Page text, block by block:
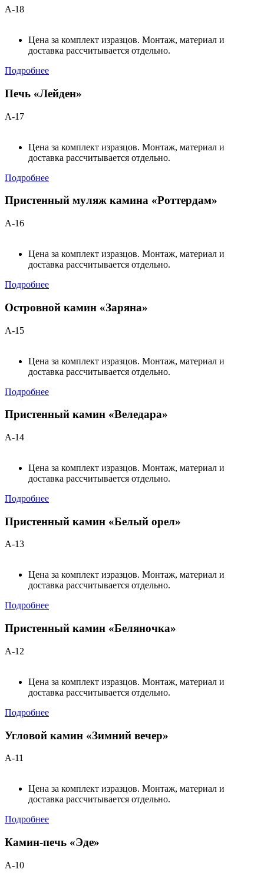
А-18
Цена за комплект изразцов. Монтаж, материал и
доставка рассчитывается отдельно.
Подробнее
Печь «Лейден»
А-17
Цена за комплект изразцов. Монтаж, материал и
доставка рассчитывается отдельно.
Подробнее
Пристенный муляж камина «Роттердам»
А-16
Цена за комплект изразцов. Монтаж, материал и
доставка рассчитывается отдельно.
Подробнее
Островной камин «Заряна»
А-15
Цена за комплект изразцов. Монтаж, материал и
доставка рассчитывается отдельно.
Подробнее
Пристенный камин «Веледара»
А-14
Цена за комплект изразцов. Монтаж, материал и
доставка рассчитывается отдельно.
Подробнее
Пристенный камин «Белый орел»
А-13
Цена за комплект изразцов. Монтаж, материал и
доставка рассчитывается отдельно.
Подробнее
Пристенный камин «Беляночка»
А-12
Цена за комплект изразцов. Монтаж, материал и
доставка рассчитывается отдельно.
Подробнее
Угловой камин «Зимний вечер»
А-11
Цена за комплект изразцов. Монтаж, материал и
доставка рассчитывается отдельно.
Подробнее
Камин-печь «Эде»
А-10